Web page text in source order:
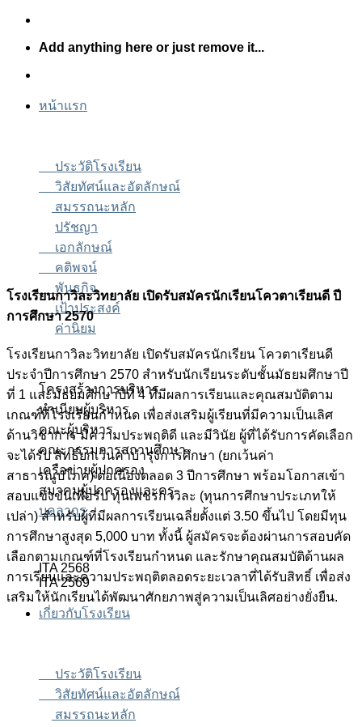
Skip
contentAdd anything here or just remove it...
หน้าแรก
ประวัติโรงเรียน
วิสัยทัศน์และอัตลักษณ์
สมรรถนะหลัก
ปรัชญา
เอกลักษณ์
คติพจน์
พันธกิจ
เป้าประสงค์
ค่านิยม
โครงสร้างการบริหาร
ทำเนียบผู้บริหาร
คณะผู้บริหาร
คณะกรรมการสถานศึกษา
เครือข่ายผู้ปกครอง
สมาคมผู้ปกครองและครู
บุคลากร
ITA 2568
ITA 2569
เกี่ยวกับโรงเรียน
ประวัติโรงเรียน
วิสัยทัศน์และอัตลักษณ์
สมรรถนะหลัก
โรงเรียนกาวิละวิทยาลัย เปิดรับสมัครนักเรียนโควตาเรียนดี ปี
การศึกษา 2570
โรงเรียนกาวิละวิทยาลัย เปิดรับสมัครนักเรียน โควตาเรียนดี
ประจำปีการศึกษา 2570 สำหรับนักเรียนระดับชั้นมัธยมศึกษาปี
ที่ 1 และมัธยมศึกษาปีที่ 4 ที่มีผลการเรียนและคุณสมบัติตาม
เกณฑ์ที่โรงเรียนกำหนด เพื่อส่งเสริมผู้เรียนที่มีความเป็นเลิศ
ด้านวิชาการ มีความประพฤติดี และมีวินัย ผู้ที่ได้รับการคัดเลือก
จะได้รับ สิทธิ์ยกเว้นค่าบำรุงการศึกษา (ยกเว้นค่า
สาธารณูปโภค) ต่อเนื่องตลอด 3 ปีการศึกษา พร้อมโอกาสเข้า
สอบแข่งขันเพื่อรับ ทุนเพชรกาวิละ (ทุนการศึกษาประเภทให้
เปล่า) สำหรับผู้ที่มีผลการเรียนเฉลี่ยตั้งแต่ 3.50 ขึ้นไป โดยมีทุน
การศึกษาสูงสุด 5,000 บาท ทั้งนี้ ผู้สมัครจะต้องผ่านการสอบคัด
เลือกตามเกณฑ์ที่โรงเรียนกำหนด และรักษาคุณสมบัติด้านผล
การเรียนและความประพฤติตลอดระยะเวลาที่ได้รับสิทธิ์ เพื่อส่ง
เสริมให้นักเรียนได้พัฒนาศักยภาพสู่ความเป็นเลิศอย่างยั่งยืน.